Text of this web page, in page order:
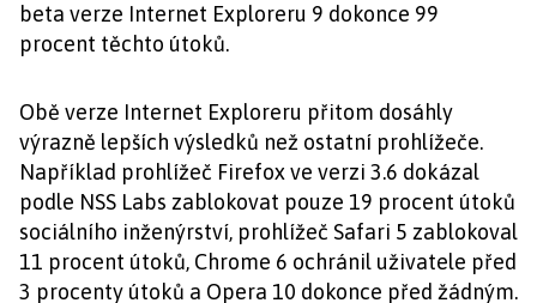
beta verze Internet Exploreru 9 dokonce 99
procent těchto útoků.
Obě verze Internet Exploreru přitom dosáhly
výrazně lepších výsledků než ostatní prohlížeče.
Například prohlížeč Firefox ve verzi 3.6 dokázal
podle NSS Labs zablokovat pouze 19 procent útoků
sociálního inženýrství, prohlížeč Safari 5 zablokoval
11 procent útoků, Chrome 6 ochránil uživatele před
3 procenty útoků a Opera 10 dokonce před žádným.